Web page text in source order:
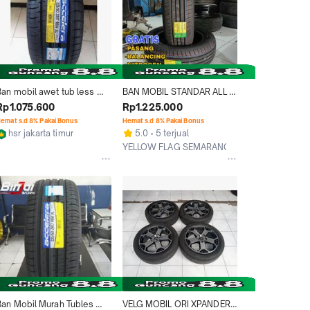
mobil awet tub less
17 ACCELERA PHI-R
50 R17- bukn Dunlop
s.d 8% Pakai Bonus
hsr jakarta timur
BAN MOBIL STANDAR ALL
NEW RUSH TERIOS RING 17
DUNLOP ENASAVE EC300+
UKURAN 215 60 R17
TUBELESS
Rp1.225.000
Hemat s.d 8% Pakai Bonus
5.0
5 terjual
YELLOW FLAG SEMARANG
Mobil Murah Tubles
VELG MOBIL ORI XPANDER